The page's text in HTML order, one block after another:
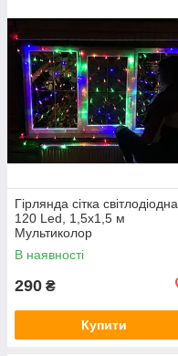
Гірлянда сітка світлодіодна,
120 Led, 1,5x1,5 м
Мультиколор
В наявності
290 ₴
Купити